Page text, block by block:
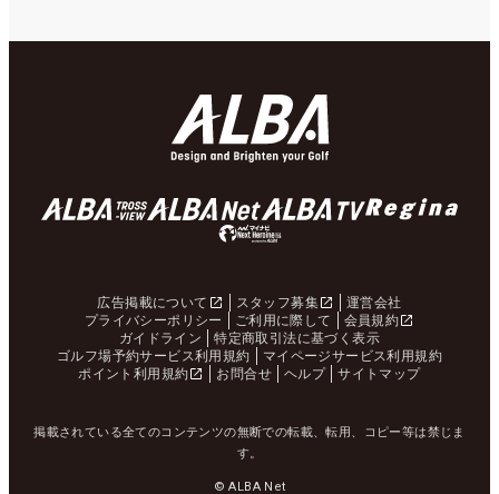
広告掲載について スタッフ募集
運営会社
プライバシーポリシー
ご利用に際して
会員規約
ガイドライン
特定商取引法に基づく表示
ゴルフ場予約サービス利用規約
マイページサービス利用規約
ポイント利用規約
お問合せ ヘルプ サイトマップ
掲載されている全てのコンテンツの無断での転載、転用、コピー等は禁じま
す。
© ALBA Net